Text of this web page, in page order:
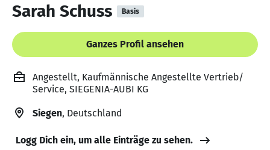
Sarah Schuss Basis
Ganzes Profil ansehen
Angestellt, Kaufmännische Angestellte Vertrieb/
Service, SIEGENIA-AUBI KG
Siegen, Deutschland
Logg Dich ein, um alle Einträge zu sehen.